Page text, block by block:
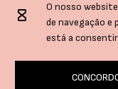
Dolu © All rights reserved.
O nosso
de navegação
está a